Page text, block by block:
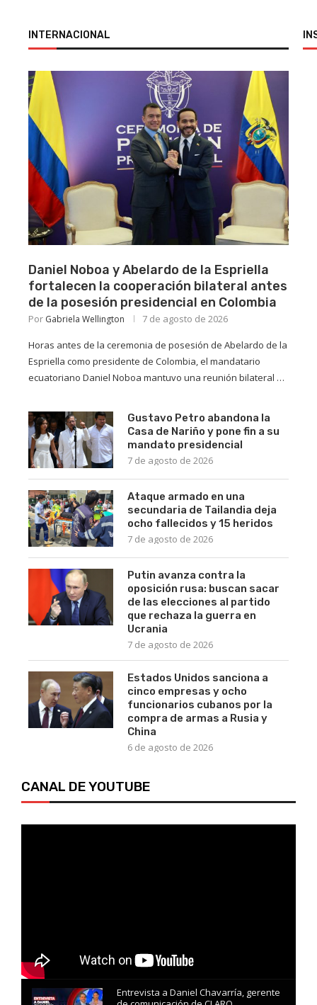
INTERNACIONAL
Daniel Noboa y Abelardo de la Espriella
fortalecen la cooperación bilateral antes
de la posesión presidencial en Colombia
Por Gabriela Wellington 7 de agosto de 2026
Horas antes de la ceremonia de posesión de Abelardo de la
Espriella como presidente de Colombia, el mandatario
ecuatoriano Daniel Noboa mantuvo una reunión bilateral …
Gustavo Petro abandona la
Casa de Nariño y pone fin a su
mandato presidencial
7 de agosto de 2026
Ataque armado en una
secundaria de Tailandia deja
ocho fallecidos y 15 heridos
7 de agosto de 2026
Putin avanza contra la
oposición rusa: buscan sacar
de las elecciones al partido
que rechaza la guerra en
Ucrania
7 de agosto de 2026
Estados Unidos sanciona a
cinco empresas y ocho
funcionarios cubanos por la
compra de armas a Rusia y
China
6 de agosto de 2026
CANAL DE YOUTUBE
Entrevista a Daniel Chavarría, gerente